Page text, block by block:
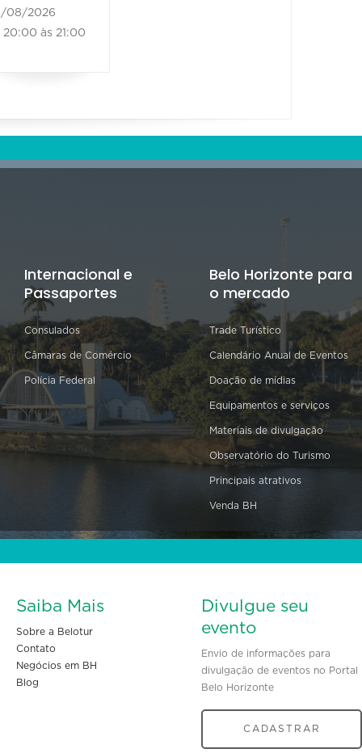
08/2026
às 21:00
Internacional e
Passaportes
Consulados
Câmaras de Comércio
Polícia Federal
Belo Horizonte para
o mercado
Trade Turístico
Calendário Anual de Eventos
Doação de mídias
Equipamentos e serviços
Materiais de divulgação
Observatório do Turismo
Principais atrativos
Venda BH
Saiba Mais
Sobre a Belotur
Contato
Negócios em BH
Blog
Divulgue seu
evento
Envio de informações para
divulgação de eventos no Portal
Belo Horizonte
CADASTRAR